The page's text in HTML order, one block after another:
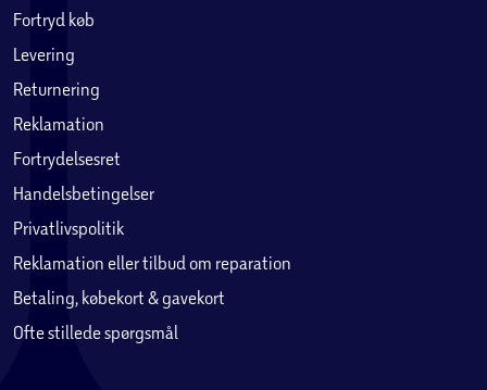
Fortryd køb
Levering
Returnering
Reklamation
Fortrydelsesret
Handelsbetingelser
Privatlivspolitik
Reklamation eller tilbud om reparation
Betaling, købekort & gavekort
Ofte stillede spørgsmål